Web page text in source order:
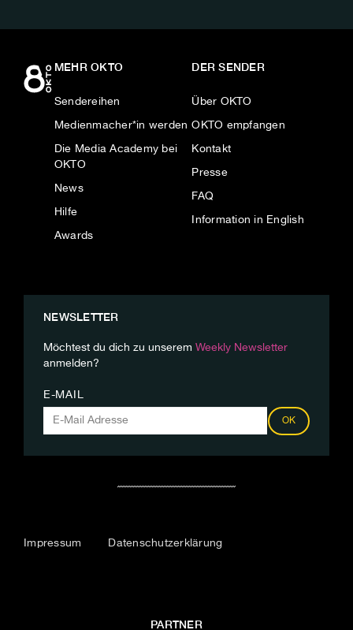
MEHR OKTO
Sendereihen
Medienmacher*in werden
Die Media Academy bei
OKTO
News
Hilfe
Awards
DER SENDER
Über OKTO
OKTO empfangen
Kontakt
Presse
FAQ
Information in English
NEWSLETTER
Möchtest du dich zu unserem Weekly Newsletter
anmelden?
E-MAIL
OK
Impressum Datenschutzerklärung
PARTNER